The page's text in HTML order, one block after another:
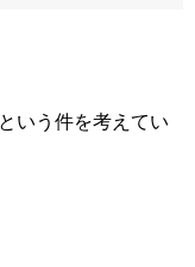
いう件を考えてい